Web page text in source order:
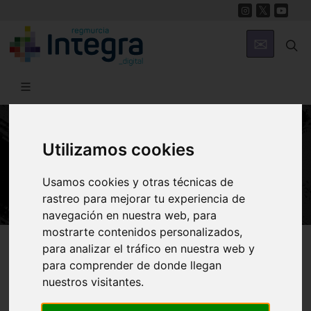
Utilizamos cookies
Usamos cookies y otras técnicas de
rastreo para mejorar tu experiencia de
navegación en nuestra web, para
mostrarte contenidos personalizados,
para analizar el tráfico en nuestra web y
para comprender de donde llegan
nuestros visitantes.
HISTORIA
Murcia medieval
Región de Murcia Digital Historia Murcia Medieval
Introducción